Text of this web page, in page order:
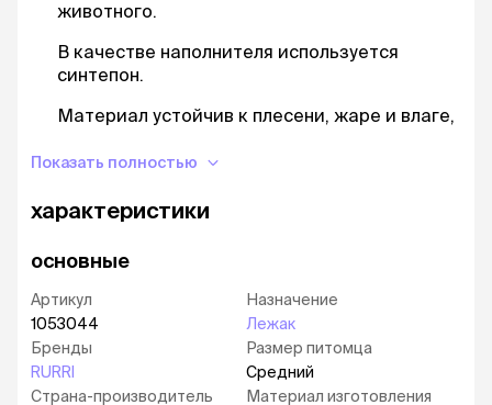
животного.
В качестве наполнителя используется
синтепон.
Материал устойчив к плесени, жаре и влаге,
В нем не заводятся пылевые клещи, блохи и
Высокий бортик создает ощущение
головы и шеи.
Дно лежака не скользит благодаря
специальному покрытию.
Рекомендуется стирка при температуре
30°C, в деликатном режиме.
Показать полностью
характеристики
основные
Артикул
1053044
Бренды
RURRI
Страна-производитель
Назначение
Лежак
Размер питомца
Средний
Материал изготовления